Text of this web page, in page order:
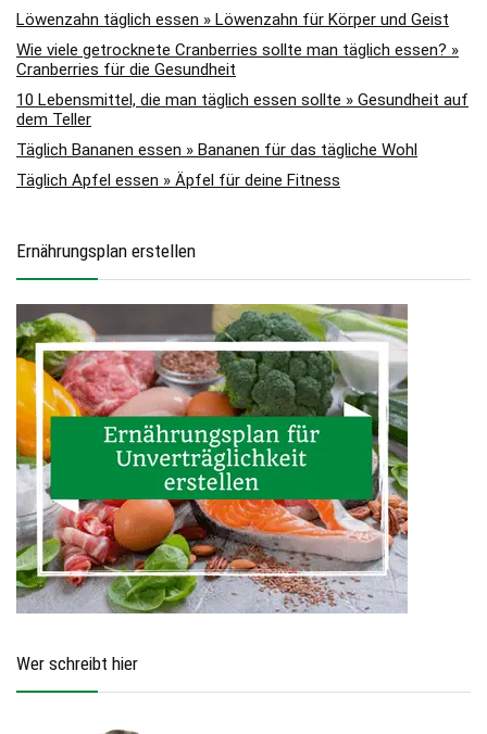
Löwenzahn täglich essen » Löwenzahn für Körper und Geist
Wie viele getrocknete Cranberries sollte man täglich essen? »
Cranberries für die Gesundheit
10 Lebensmittel, die man täglich essen sollte » Gesundheit auf
dem Teller
Täglich Bananen essen » Bananen für das tägliche Wohl
Täglich Apfel essen » Äpfel für deine Fitness
Ernährungsplan erstellen
Wer schreibt hier